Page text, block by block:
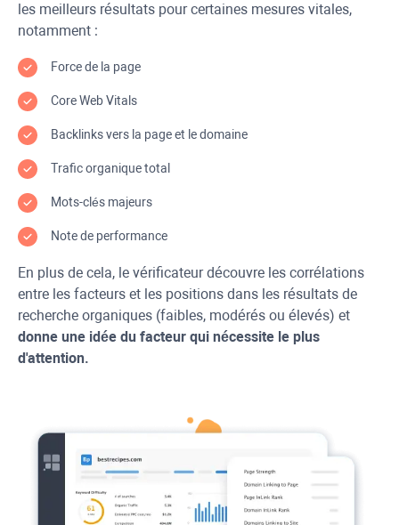
les meilleurs résultats pour certaines mesures vitales,
notamment :
Force de la page
Core Web Vitals
Backlinks vers la page et le domaine
Trafic organique total
Mots-clés majeurs
Note de performance
En plus de cela, le vérificateur découvre les corrélations
entre les facteurs et les positions dans les résultats de
recherche organiques (faibles, modérés ou élevés) et
donne une idée du facteur qui nécessite le plus
d'attention.